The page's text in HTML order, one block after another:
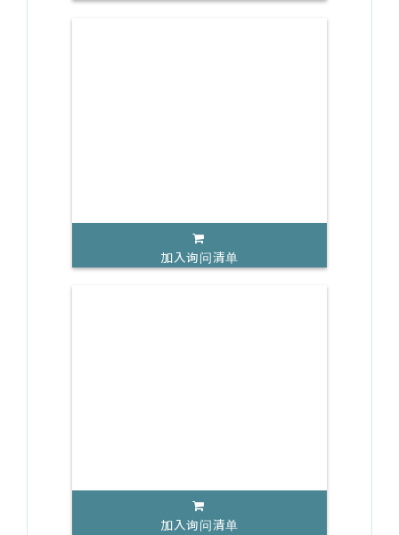
加入询问清单
加入询问清单